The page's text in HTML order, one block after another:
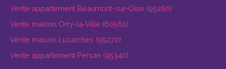
Vente appartement Beaumont-sur-Oise (95260)
Vente maison Orry-la-Ville (60560)
Vente maison Luzarches (95270)
Vente appartement Persan (95340)